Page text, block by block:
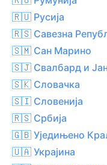
🇷🇺 Русија
🇷🇸 Савезна
🇸🇲 Сан Марино
🇸🇯 Свалбард и
🇸🇰 Словачка
🇸🇮 Словенија
🇷🇸 Србија
🇬🇧 Уједињено
🇺🇦 Украјина